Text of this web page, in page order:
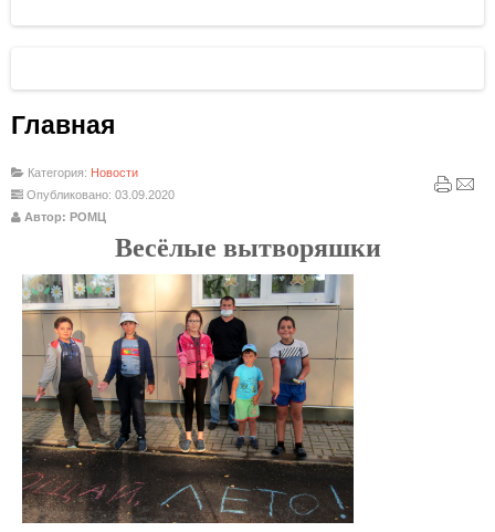
Главная
Категория: Новости
Опубликовано: 03.09.2020
Автор: РОМЦ
Весёлые вытворяшки